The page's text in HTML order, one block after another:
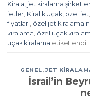
Kirala, jet kiralama
jetler, Kiralık Uçak, özel jet,
fiyatları, özel jet kiralama
kiralama, özel uçak
uçak kiralama etiketlendi
GENEL,JET
İsrail’in